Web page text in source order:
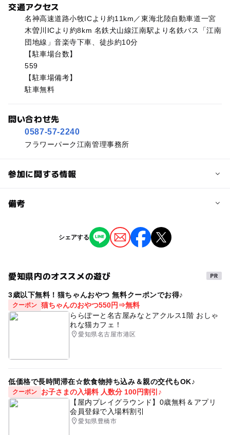
交通アクセス
名神高速道路小牧ICより約11km／東海北陸自動車道一宮
木曽川ICより約8km 名鉄犬山線江南駅より名鉄バス「江南
団地線」音楽寺下車、徒歩約10分
【駐車場台数】
559
【駐車場備考】
駐車無料
問い合わせ先
0587-57-2240
フラワーパーク江南管理事務所
参加に関する情報
予約/応募
備考
※掲載の情報は天候や主催者側の都合などにより変更にな
ることがあります。
シェアする
愛知県内のオススメの遊び
3歳以下無料！猫ちゃんおやつ 無料クーポンでお得♪
クーポン 猫ちゃんのおやつ550円⇒無料
ららぽーと名古屋みなとアクルス1階 おしゃ
れな猫カフェ！
愛知県名古屋市港区
低価格で長時間滞在☆飲食物持ち込み＆親の交代もOK♪
クーポン
お子さまの入場料 人数分 100円割引♪
【屋内プレイグラウンド】0歳無料＆アプリ
会員登録で入場料割引
愛知県豊橋市